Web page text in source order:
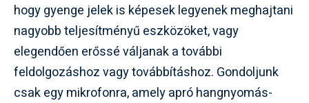
hogy gyenge jelek is képesek legyenek meghajtani
nagyobb teljesítményű eszközöket, vagy
elegendően erőssé váljanak a további
feldolgozáshoz vagy továbbításhoz. Gondoljunk
csak egy mikrofonra, amely apró hangnyomás-